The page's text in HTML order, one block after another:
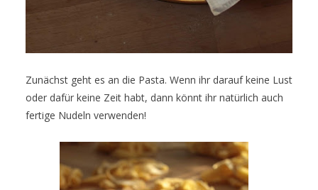
Zunächst geht es an die Pasta. Wenn ihr darauf keine Lust
oder dafür keine Zeit habt, dann könnt ihr natürlich auch
fertige Nudeln verwenden!